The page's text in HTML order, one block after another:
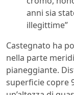
anni sia
illegittime”
Castegnato ha
nella parte
pianeggiante.
superficie copre